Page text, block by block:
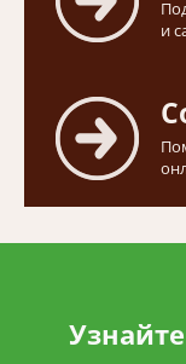
и